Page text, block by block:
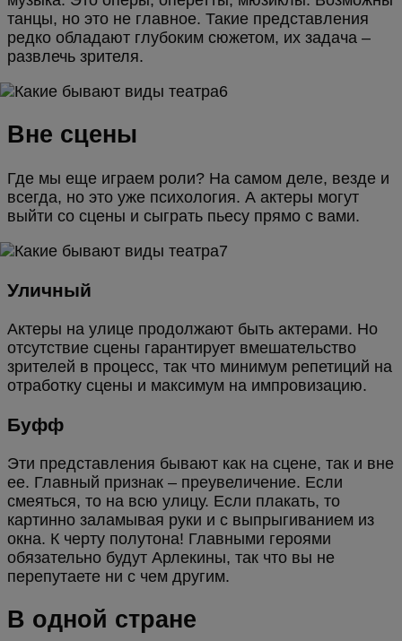
танцы, но это не главное. Такие представления
редко обладают глубоким сюжетом, их задача –
развлечь зрителя.
Вне сцены
Где мы еще играем роли? На самом деле, везде и
всегда, но это уже психология. А актеры могут
выйти со сцены и сыграть пьесу прямо с вами.
Уличный
Актеры на улице продолжают быть актерами. Но
отсутствие сцены гарантирует вмешательство
зрителей в процесс, так что минимум репетиций на
отработку сцены и максимум на импровизацию.
Буфф
Эти представления бывают как на сцене, так и вне
ее. Главный признак – преувеличение. Если
смеяться, то на всю улицу. Если плакать, то
картинно заламывая руки и с выпрыгиванием из
окна. К черту полутона! Главными героями
обязательно будут Арлекины, так что вы не
перепутаете ни с чем другим.
В одной стране